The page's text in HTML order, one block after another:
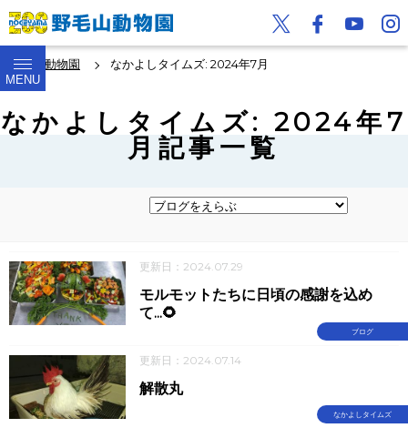
MENU
野毛山動物園 なかよしタイムズ: 2024年7月
なかよしタイムズ: 2024年7
月記事一覧
更新日：2024.07.29
ブログ
モルモットたちに日頃の感謝を込め
て...🌻
更新日：2024.07.14
なかよしタイムズ
解散丸